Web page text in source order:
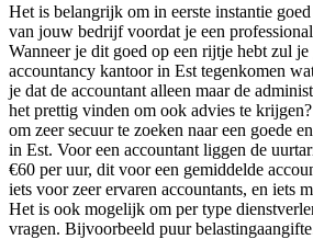
Het is belangrijk om in eerste instantie
van jouw bedrijf voordat je een
Wanneer je dit goed op een rijtje hebt zul
accountancy kantoor in Est tegenkomen
je dat de accountant alleen maar de
het prettig vinden om ook advies te
om zeer secuur te zoeken naar een goede
in Est. Voor een accountant liggen de
€60 per uur, dit voor een gemiddelde
iets voor zeer ervaren accountants, en iets
Het is ook mogelijk om per type
vragen. Bijvoorbeeld puur